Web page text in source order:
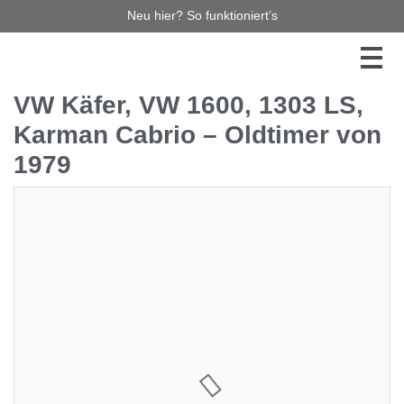
VW Käfer, VW 1600, 1303 LS,
Karman Cabrio – Oldtimer von
1979
Traumauto bereits dabei! Verpassen Sie keinen
Neu hier? So funktioniert’s